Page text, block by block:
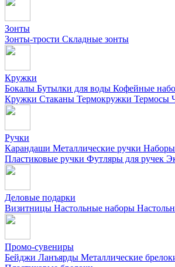
Зонты
Зонты-трости Складные зонты
Кружки
Бокалы Бутылки для воды Кофейные
Кружки Стаканы Термокружки Термосы
Ручки
Карандаши Металлические ручки
Пластиковые ручки Футляры для ручек
Деловые подарки
Визитницы Настольные наборы
Промо-сувениры
Бейджи Ланъярды Металлические